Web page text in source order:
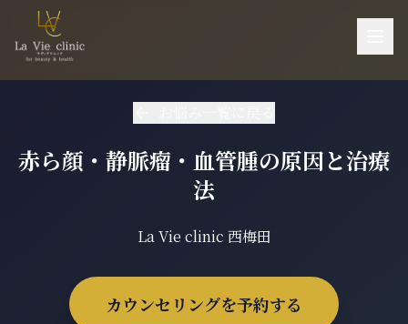
機器一覧
ご予約・お問い合わせ
当院について
赤ら顔・静脈瘤・血管腫の原因と治療
法
La Vie clinic 西梅田
カウンセリングを予約する